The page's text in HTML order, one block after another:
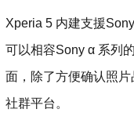
Xperia 5 内建支援
可以相容Sony α 系列
面，除了方便确认照
社群平台。